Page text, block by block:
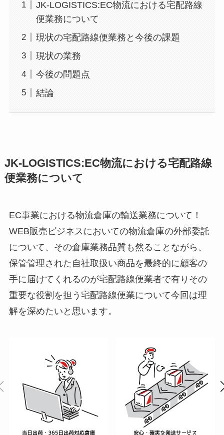
JK-LOGISTICS:EC物流における宅配路線
便業務について
現状の宅配路線便業務と今後の課題
現状の業務
今後の問題点
結論
JK-LOGISTICS:EC物流における宅配路線
便業務について
EC事業における物流倉庫の輸送業務について！
WEB販売ビジネスにおいての物流倉庫の外部委託
について、その倉庫業務品質も然ることながら、
保管管理された自社取扱い商品を最終的に顧客の
手に届けてくれるのが宅配路線便業者で有りその
重要な役割を担う宅配路線便業について今回は理
解を深めたいと思います。